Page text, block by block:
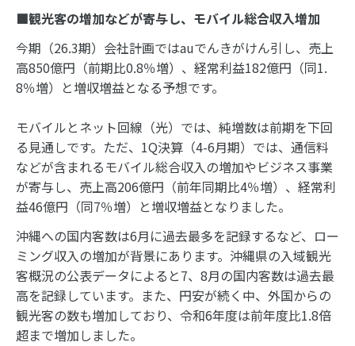
■観光客の増加などが寄与し、モバイル総合収入増加
今期（26.3期）会社計画ではauでんきがけん引し、売上
高850億円（前期比0.8％増）、経常利益182億円（同1.
8％増）と増収増益となる予想です。
モバイルとネット回線（光）では、純増数は前期を下回
る見通しです。ただ、1Q決算（4-6月期）では、通信料
などが含まれるモバイル総合収入の増加やビジネス事業
が寄与し、売上高206億円（前年同期比4％増）、経常利
益46億円（同7％増）と増収増益となりました。
沖縄への国内客数は6月に過去最多を記録するなど、ロー
ミング収入の増加が背景にあります。沖縄県の入域観光
客概況の公表データによると7、8月の国内客数は過去最
高を記録しています。また、円安が続く中、外国からの
観光客の数も増加しており、令和6年度は前年度比1.8倍
超まで増加しました。